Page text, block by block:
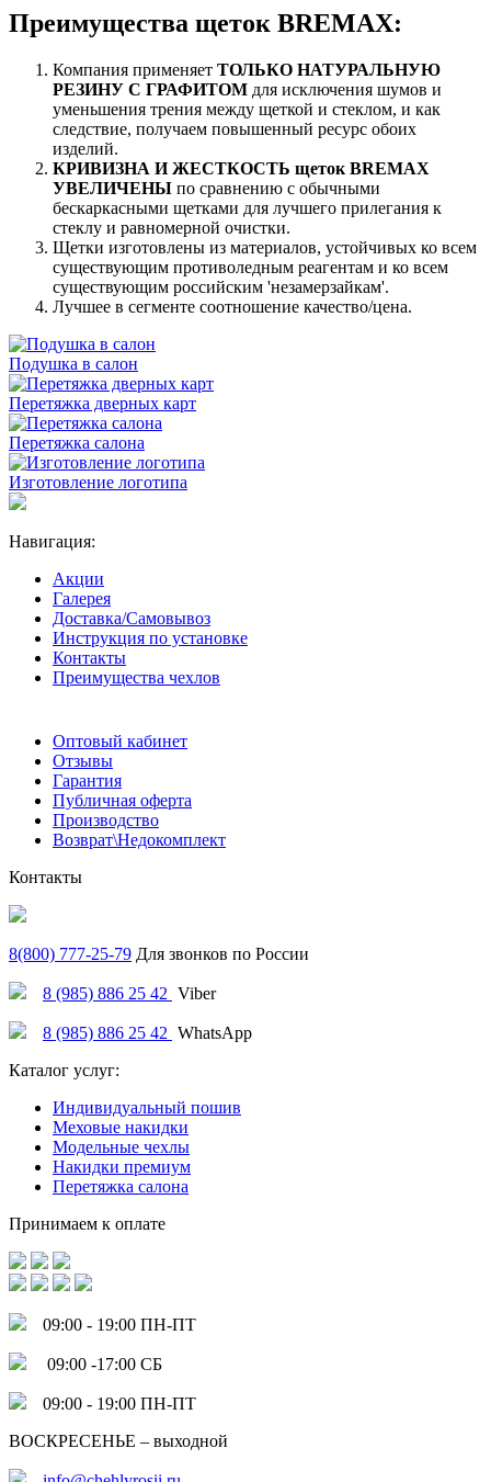
Преимущества щеток BREMAX:
Компания применяет ТОЛЬКО НАТУРАЛЬНУЮ
РЕЗИНУ С ГРАФИТОМ для исключения шумов и
уменьшения трения между щеткой и стеклом, и как
следствие, получаем повышенный ресурс обоих
изделий.
КРИВИЗНА И ЖЕСТКОСТЬ щеток BREMAX
УВЕЛИЧЕНЫ по сравнению с обычными
бескаркасными щетками для лучшего прилегания к
стеклу и равномерной очистки.
Щетки изготовлены из материалов, устойчивых ко всем
существующим противоледным реагентам и ко всем
существующим российским 'незамерзайкам'.
Лучшее в сегменте соотношение качество/цена.
Подушка в салон
Перетяжка дверных карт
Перетяжка салона
Изготовление логотипа
Навигация:
Акции
Галерея
Доставка/Самовывоз
Инструкция по установке
Контакты
Преимущества чехлов
Оптовый кабинет
Отзывы
Гарантия
Публичная оферта
Производство
Возврат\Недокомплект
Контакты
8(800) 777-25-79 Для звонков по России
8 (985) 886 25 42 Viber
8 (985) 886 25 42 WhatsApp
Каталог услуг:
Индивидуальный пошив
Меховые накидки
Модельные чехлы
Накидки премиум
Перетяжка салона
Принимаем к оплате
09:00 - 19:00 ПН-ПТ
09:00 -17:00 СБ
09:00 - 19:00 ПН-ПТ
ВОСКРЕСЕНЬЕ – выходной